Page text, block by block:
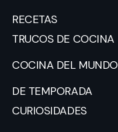
RECETAS
TRUCOS DE COCINA
COCINA DEL MUNDO
DE TEMPORADA
CURIOSIDADES